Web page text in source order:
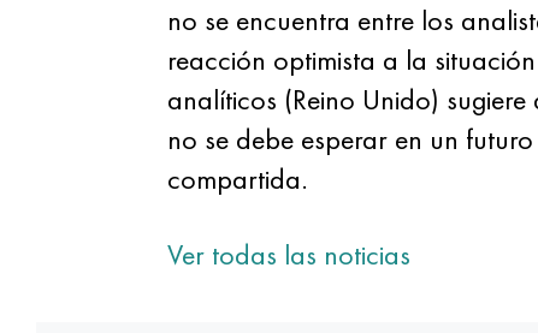
no se encuentra entre los
reacción optimista a la
analíticos (Reino Unido)
no se debe esperar en un
compartida.
Ver todas las noticias